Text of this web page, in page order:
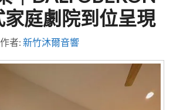
庭劇院到位呈現
作者: 新竹沐爾音響